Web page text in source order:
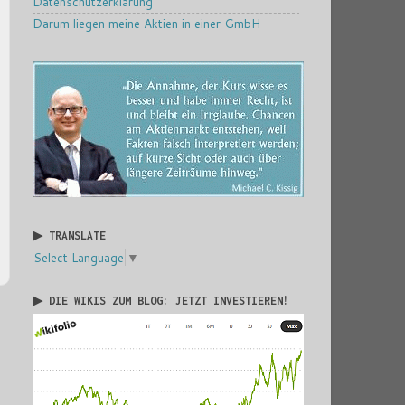
Darum liegen meine Aktien in einer GmbH
▶ TRANSLATE
Select Language ▼
▶ DIE WIKIS ZUM BLOG: JETZT INVESTIEREN!